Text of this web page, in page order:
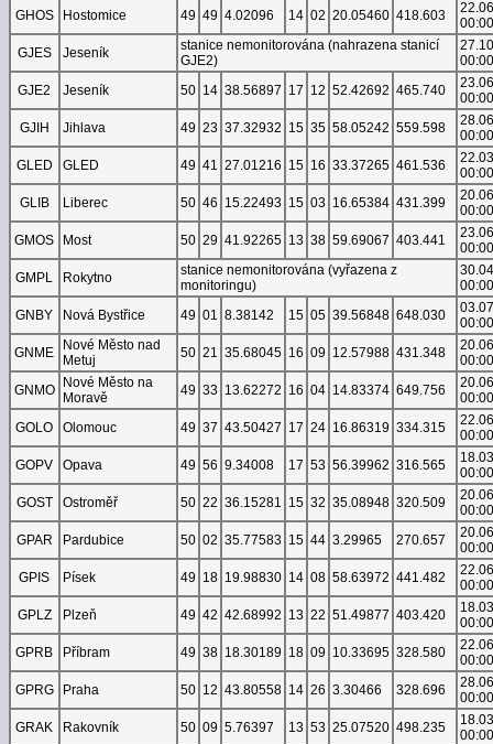
GHOS
Hostomice 49 49 4.02096 14 02 20.05460 418.603
00:00
GJES
Jeseník
stanice nemonitorována (nahrazena stanicí
GJE2)
00:00
GJE2
Jeseník 50 14 38.56897 17 12 52.42692 465.740
00:00
GJIH
Jihlava 49 23 37.32932 15 35 58.05242 559.598
00:00
GLED
GLED 49 41 27.01216 15 16 33.37265 461.536
00:00
GLIB
Liberec 50 46 15.22493 15 03 16.65384 431.399
00:00
GMOS
Most 50 29 41.92265 13 38 59.69067 403.441
00:00
GMPL
Rokytno
stanice nemonitorována (vyřazena z
monitoringu)
00:00
GNBY
Nová Bystřice 49 01 8.38142 15 05 39.56848 648.030
00:00
GNME
Nové Město nad
Metuj
50 21 35.68045 16 09 12.57988 431.348
00:00
GNMO
Nové Město na
Moravě
49 33 13.62272 16 04 14.83374 649.756
00:00
GOLO
Olomouc 49 37 43.50427 17 24 16.86319 334.315
00:00
GOPV
Opava 49 56 9.34008 17 53 56.39962 316.565
00:00
GOST
Ostroměř 50 22 36.15281 15 32 35.08948 320.509
00:00
GPAR
Pardubice 50 02 35.77583 15 44 3.29965 270.657
00:00
GPIS
Písek 49 18 19.98830 14 08 58.63972 441.482
00:00
GPLZ
Plzeň 49 42 42.68992 13 22 51.49877 403.420
00:00
GPRB
Příbram 49 38 18.30189 18 09 10.33695 328.580
00:00
GPRG
Praha 50 12 43.80558 14 26 3.30466 328.696
00:00
GRAK
Rakovník 50 09 5.76397 13 53 25.07520 498.235
00:00